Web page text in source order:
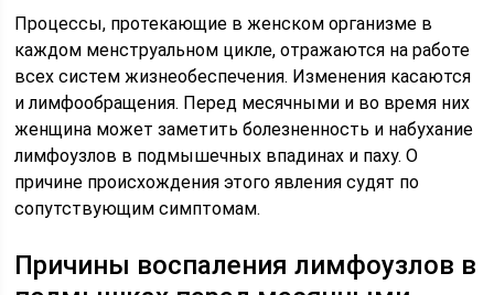
Процессы, протекающие в женском организме в
каждом менструальном цикле, отражаются на работе
всех систем жизнеобеспечения. Изменения касаются
и лимфообращения. Перед месячными и во время них
женщина может заметить болезненность и набухание
лимфоузлов в подмышечных впадинах и паху. О
причине происхождения этого явления судят по
сопутствующим симптомам.
Причины воспаления лимфоузлов в